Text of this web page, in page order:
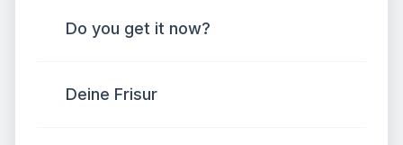
Do you get it now?
Deine Frisur